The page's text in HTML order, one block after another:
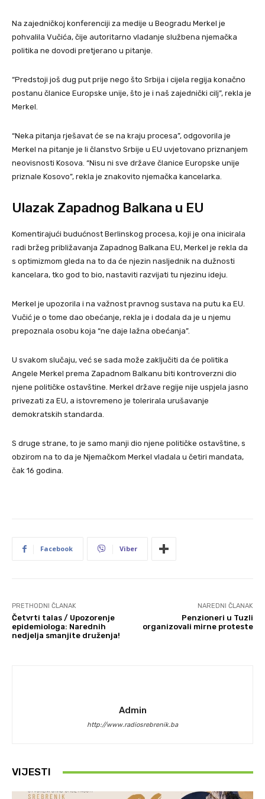
Na zajedničkoj konferenciji za medije u Beogradu Merkel je
pohvalila Vučića, čije autoritarno vladanje službena njemačka
politika ne dovodi pretjerano u pitanje.
“Predstoji još dug put prije nego što Srbija i cijela regija konačno
postanu članice Europske unije, što je i naš zajednički cilj”, rekla je
Merkel.
“Neka pitanja rješavat će se na kraju procesa”, odgovorila je
Merkel na pitanje je li članstvo Srbije u EU uvjetovano priznanjem
neovisnosti Kosova. “Nisu ni sve države članice Europske unije
priznale Kosovo”, rekla je znakovito njemačka kancelarka.
Ulazak Zapadnog Balkana u EU
Komentirajući budućnost Berlinskog procesa, koji je ona inicirala
radi bržeg približavanja Zapadnog Balkana EU, Merkel je rekla da
s optimizmom gleda na to da će njezin nasljednik na dužnosti
kancelara, tko god to bio, nastaviti razvijati tu njezinu ideju.
Merkel je upozorila i na važnost pravnog sustava na putu ka EU.
Vučić je o tome dao obećanje, rekla je i dodala da je u njemu
prepoznala osobu koja “ne daje lažna obećanja”.
U svakom slučaju, već se sada može zaključiti da će politika
Angele Merkel prema Zapadnom Balkanu biti kontroverzni dio
njene političke ostavštine. Merkel države regije nije uspjela jasno
privezati za EU, a istovremeno je tolerirala urušavanje
demokratskih standarda.
S druge strane, to je samo manji dio njene političke ostavštine, s
obzirom na to da je Njemačkom Merkel vladala u četiri mandata,
čak 16 godina.
Facebook Viber
PRETHODNI ČLANAK
Četvrti talas / Upozorenje
epidemiologa: Narednih
nedjelja smanjite druženja!
NAREDNI ČLANAK
Penzioneri u Tuzli
organizovali mirne proteste
Admin
http://www.radiosrebrenik.ba
VIJESTI